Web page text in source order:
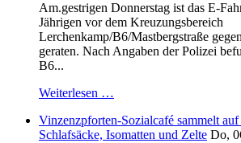
Am.gestrigen Donnerstag ist das E-
Jährigen vor dem Kreuzungsbereich
Lerchenkamp/B6/Mastbergstraße
geraten. Nach Angaben der Polizei
B6...
Weiterlesen …
Vinzenzpforten-Sozialcafé sammelt
Schlafsäcke, Isomatten und Zelte Do,